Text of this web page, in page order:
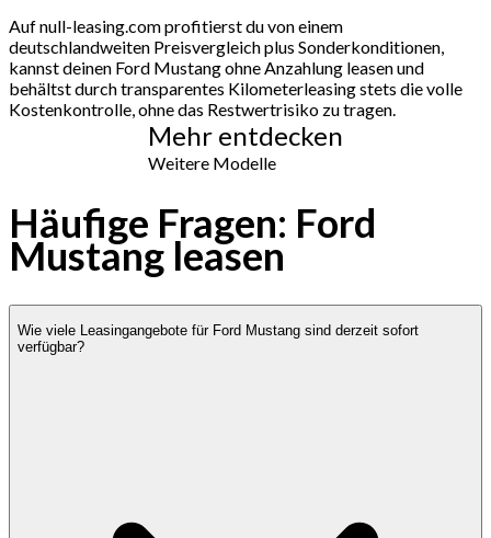
Auf null-leasing.com profitierst du von einem
deutschlandweiten Preisvergleich plus Sonderkonditionen,
kannst deinen Ford Mustang ohne Anzahlung leasen und
behältst durch transparentes Kilometerleasing stets die volle
Kostenkontrolle, ohne das Restwertrisiko zu tragen.
Mehr entdecken
Weitere Modelle
Häufige Fragen: Ford
Mustang leasen
Wie viele Leasingangebote für Ford Mustang sind derzeit sofort
verfügbar?